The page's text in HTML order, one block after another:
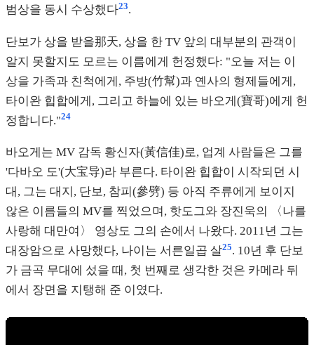
범상을 동시 수상했다23.
단보가 상을 받을那天, 상을 한 TV 앞의 대부분의 관객이
알지 못할지도 모르는 이름에게 헌정했다: "오늘 저는 이
상을 가족과 친척에게, 주방(竹幫)과 옌사의 형제들에게,
타이완 힙합에게, 그리고 하늘에 있는 바오게(寶哥)에게 헌
정합니다."24
바오게는 MV 감독 황신자(黃信佳)로, 업계 사람들은 그를
'다바오 도'(大宝导)라 부른다. 타이완 힙합이 시작되던 시
대, 그는 대지, 단보, 참피(參劈) 등 아직 주류에게 보이지
않은 이름들의 MV를 찍었으며, 핫도그와 장진욱의 〈나를
사랑해 대만여〉 영상도 그의 손에서 나왔다. 2011년 그는
대장암으로 사망했다, 나이는 서른일곱 살25. 10년 후 단보
가 금곡 무대에 섰을 때, 첫 번째로 생각한 것은 카메라 뒤
에서 장면을 지탱해 준 이였다.